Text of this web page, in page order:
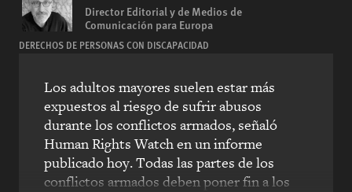
Director Editorial y de Medios de
Comunicación para Europa
DERECHOS DE PERSONAS CON DISCAPACIDAD
Los adultos mayores suelen estar más
expuestos al riesgo de sufrir abusos
durante los conflictos armados, señaló
Human Rights Watch en un informe
publicado hoy. Todas las partes de los
conflictos armados deben poner fin a los